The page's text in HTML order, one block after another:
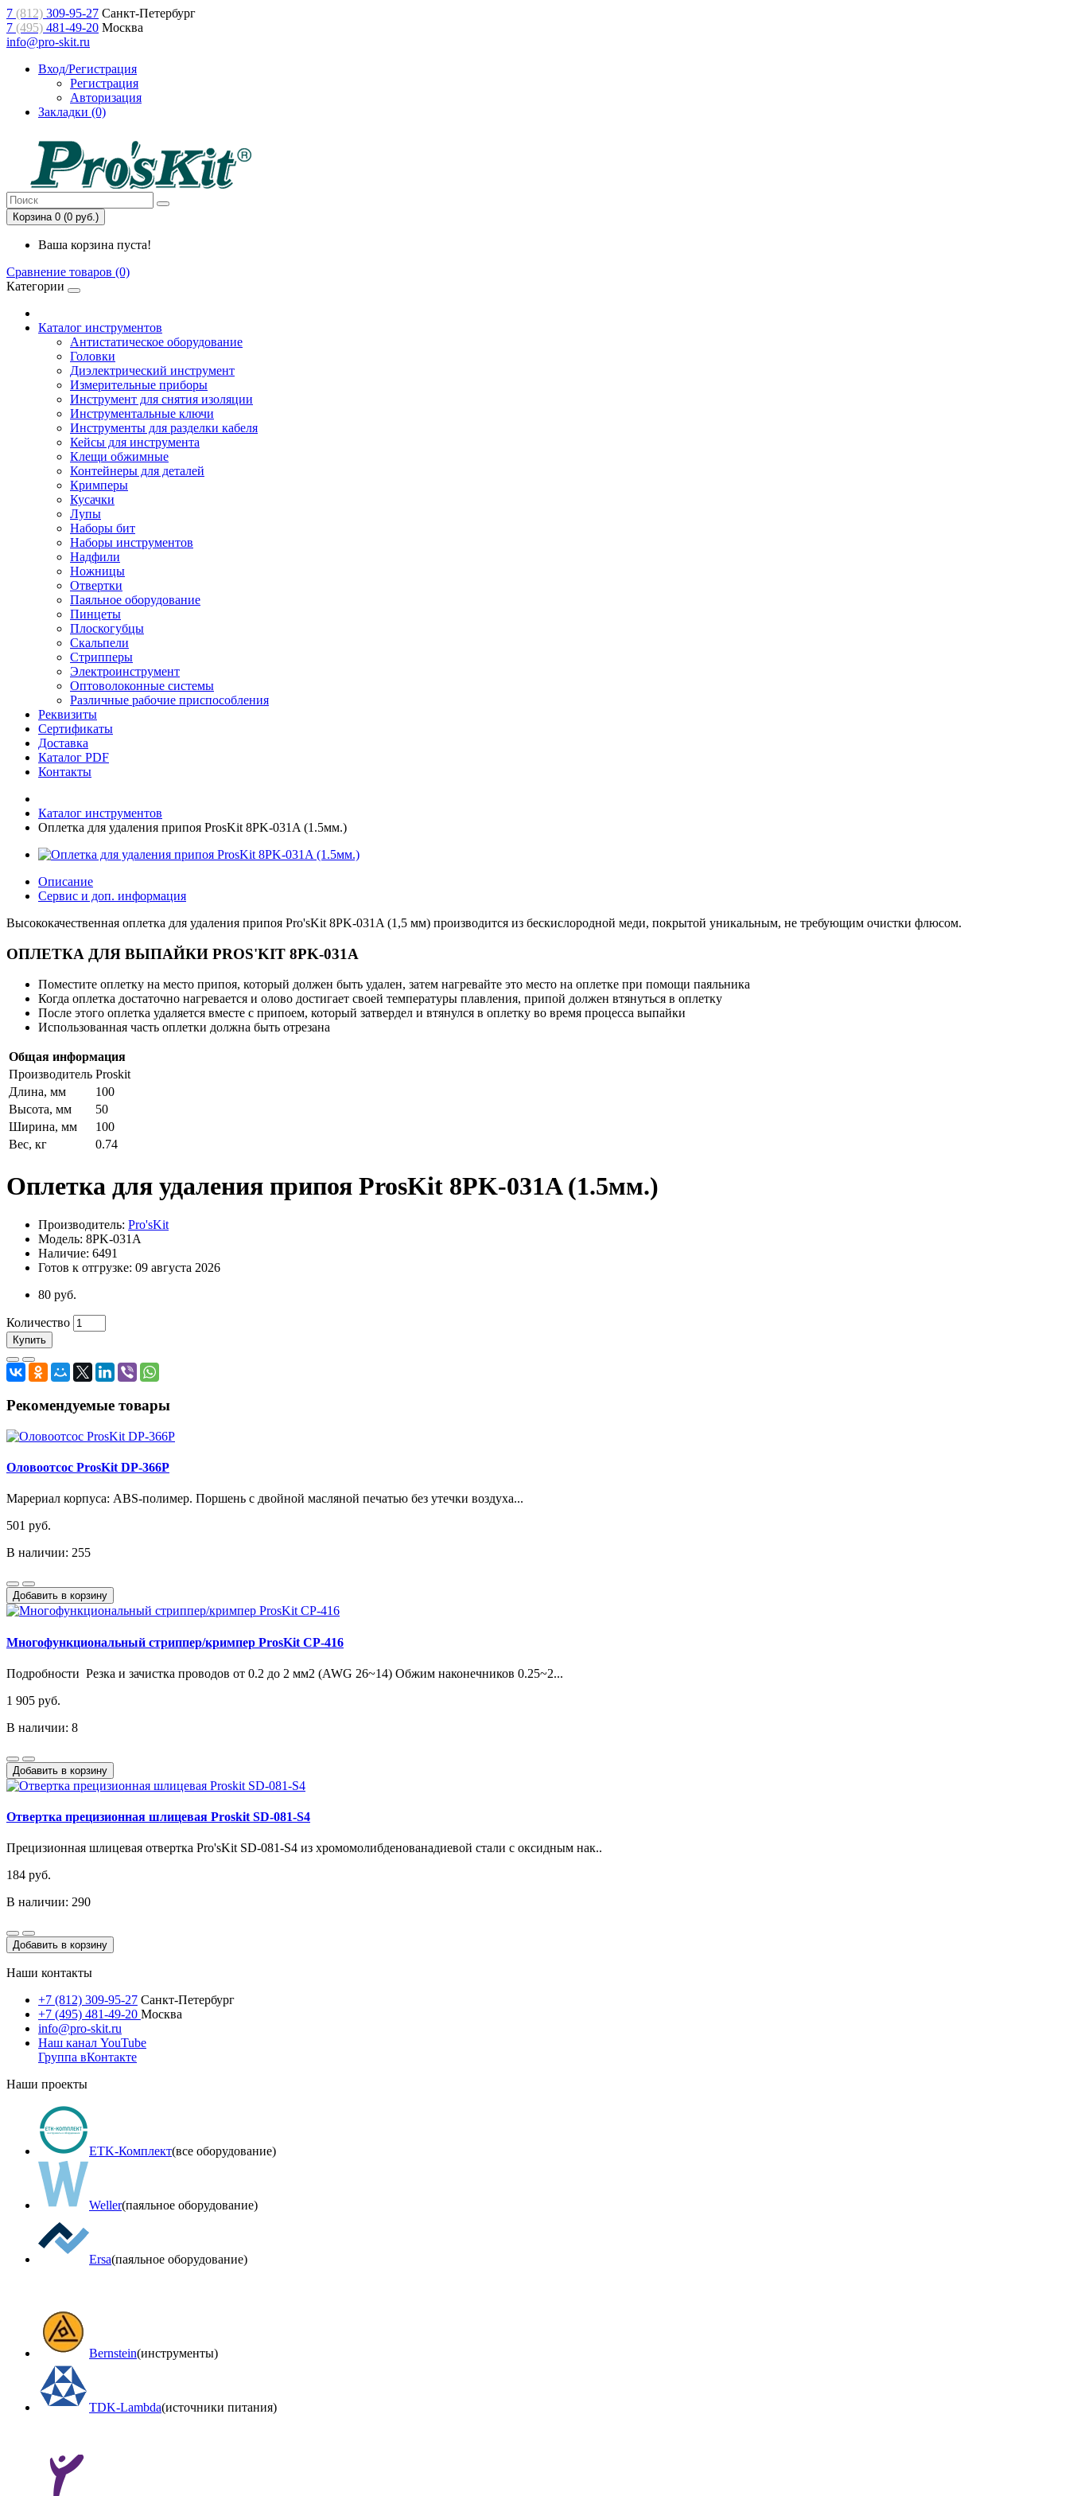
7 (812) 309-95-27 Санкт-Петербург
7 (495) 481-49-20 Москва
info@pro-skit.ru
Вход/Регистрация
Регистрация
Авторизация
Закладки (0)
Корзина 0 (0 руб.)
Ваша корзина пуста!
Сравнение товаров (0)
Категории
Каталог инструментов
Антистатическое оборудование
Головки
Диэлектрический инструмент
Измерительные приборы
Инструмент для снятия изоляции
Инструментальные ключи
Инструменты для разделки кабеля
Кейсы для инструмента
Клещи обжимные
Контейнеры для деталей
Кримперы
Кусачки
Лупы
Наборы бит
Наборы инструментов
Надфили
Ножницы
Отвертки
Паяльное оборудование
Пинцеты
Плоскогубцы
Скальпели
Стрипперы
Электроинструмент
Оптоволоконные системы
Различные рабочие приспособления
Реквизиты
Сертификаты
Доставка
Каталог PDF
Контакты
Каталог инструментов
Оплетка для удаления припоя ProsKit 8PK-031A (1.5мм.)
Описание
Сервис и доп. информация
Высококачественная оплетка для удаления припоя Pro'sKit 8PK-031A (1,5 мм) производится из бескислородной меди, покрытой уникальным, не требующим очистки флюсом.
ОПЛЕТКА ДЛЯ ВЫПАЙКИ PROS'KIT 8PK-031A
Поместите оплетку на место припоя, который должен быть удален, затем нагревайте это место на оплетке при помощи паяльника
Когда оплетка достаточно нагревается и олово достигает своей температуры плавления, припой должен втянуться в оплетку
После этого оплетка удаляется вместе с припоем, который затвердел и втянулся в оплетку во время процесса выпайки
Использованная часть оплетки должна быть отрезана
Общая информация
Производитель Proskit
Длина, мм
100
Высота, мм
50
Ширина, мм
100
Вес, кг
0.74
Оплетка для удаления припоя ProsKit 8PK-031A (1.5мм.)
Производитель: Pro'sKit
Модель: 8PK-031A
Наличие: 6491
Готов к отгрузке: 09 августа 2026
80 руб.
Количество
Купить
Рекомендуемые товары
Оловоотсос ProsKit DP-366P
Марериал корпуса: ABS-полимер. Поршень с двойной масляной печатью без утечки воздуха...
501 руб.
В наличии: 255
Добавить в корзину
Многофункциональный стриппер/кримпер ProsKit CP-416
Подробности Резка и зачистка проводов от 0.2 до 2 мм2 (AWG 26~14) Обжим наконечников 0.25~2...
1 905 руб.
В наличии: 8
Добавить в корзину
Отвертка прецизионная шлицевая Proskit SD-081-S4
Прецизионная шлицевая отвертка Pro'sKit SD-081-S4 из хромомолибденованадиевой стали с оксидным нак..
184 руб.
В наличии: 290
Добавить в корзину
Наши контакты
+7 (812) 309-95-27 Санкт-Петербург
+7 (495) 481-49-20 Москва
info@pro-skit.ru
Наш канал YouTube
Группа вКонтакте
Наши проекты
ETK-Комплект(все оборудование)
Weller(паяльное оборудование)
Ersa(паяльное оборудование)
Bernstein(инструменты)
TDK-Lambda(источники питания)